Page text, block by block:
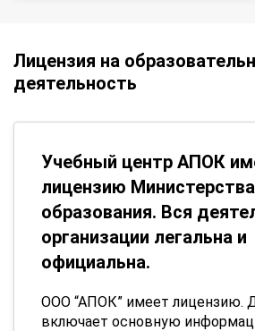
Лицензия на
деятельность
Учебный центр АПОК
лицензию Министерства
образования. Вся
организации легальна и
официальна.
ООО “АПОК” имеет лицензию.
включает основную